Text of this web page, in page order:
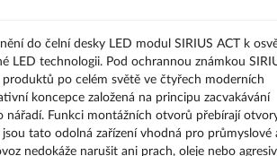
do čelní desky LED modul SIRIUS ACT k
LED technologii. Pod ochrannou známkou
po celém světě ve čtyřech moderních
koncepce založená na principu zacvakávání
nářadí. Funkci montážních otvorů přebírají
tato odolná zařízení vhodná pro průmyslové
nedokáže narušit ani prach, oleje nebo